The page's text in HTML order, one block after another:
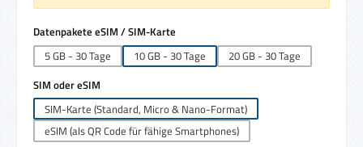
Datenpakete eSIM / SIM-Karte
5 GB - 30 Tage
10 GB - 30 Tage
20 GB - 30 Tage
SIM oder eSIM
SIM-Karte (Standard, Micro & Nano-Format)
eSIM (als QR Code für fähige Smartphones)